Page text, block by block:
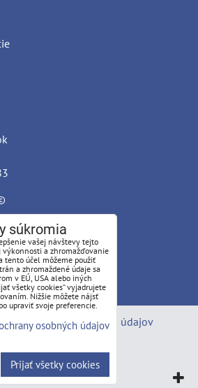
Zásady ochrany osobných údajov
BiznisWeb.sk
súkromia
vašej návštevy tejto
a zhromažďovanie
tento účel môžeme použiť
a zhromaždené údaje sa
v EÚ, USA alebo iných
všetky cookies“ vyjadrujete
Nižšie môžete nájsť
upraviť svoje preferencie.
osobných údajov
Prijať všetky cookies